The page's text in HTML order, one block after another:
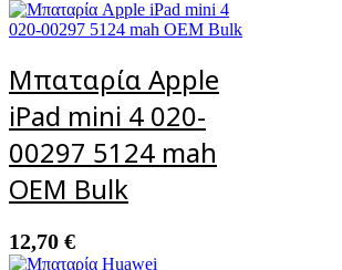
Μπαταρία Apple
iPad mini 4 020-
00297 5124 mah
ΟΕΜ Bulk
12,70 €